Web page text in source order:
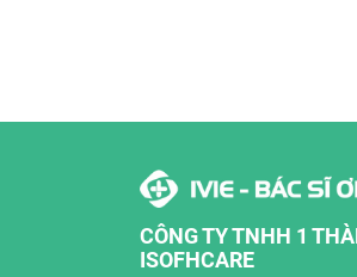
CÔNG TY TNHH 1
ISOFHCARE